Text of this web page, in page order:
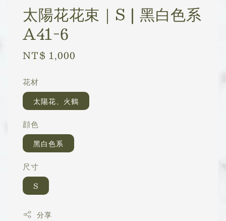
太陽花花束｜S | 黑白色系
A41-6
Regular
NT$ 1,000
花材
太陽花、火鶴
顔色
黑白色系
尺寸
S
分享